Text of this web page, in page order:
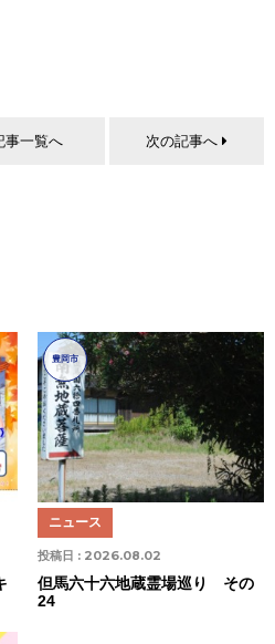
事一覧へ 次の記事へ
豊岡市
投稿日 : 2026.08.02
ニュース
但馬六十六地蔵霊場巡り その
24